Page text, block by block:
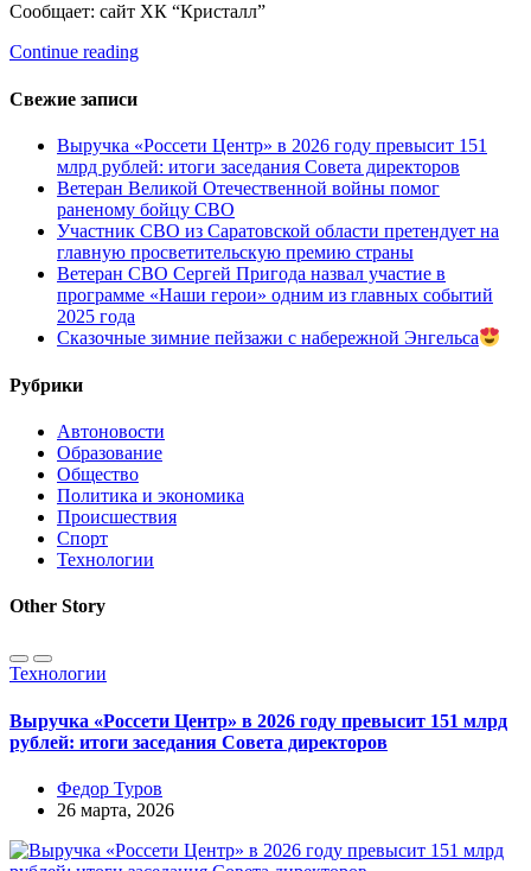
Сообщает: сайт ХК “Кристалл”
Continue reading
Свежие записи
Выручка «Россети Центр» в 2026 году превысит 151
млрд рублей: итоги заседания Совета директоров
Ветеран Великой Отечественной войны помог
раненому бойцу СВО
Участник СВО из Саратовской области претендует на
главную просветительскую премию страны
Ветеран СВО Сергей Пригода назвал участие в
программе «Наши герои» одним из главных событий
2025 года
Сказочные зимние пейзажи с набережной Энгельса
Рубрики
Автоновости
Образование
Общество
Политика и экономика
Происшествия
Спорт
Технологии
Other Story
Технологии
Выручка «Россети Центр» в 2026 году превысит 151 млрд
рублей: итоги заседания Совета директоров
Федор Туров
26 марта, 2026